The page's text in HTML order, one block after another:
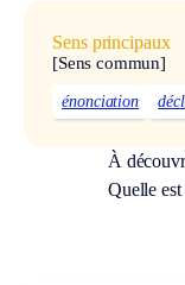
Sens principaux
[Sens commun]
énonciation
À
Quelle